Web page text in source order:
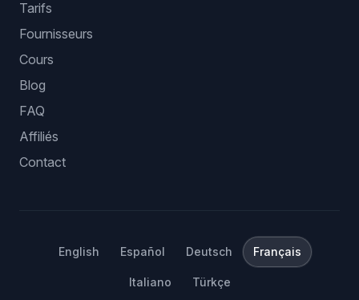
Tarifs
Fournisseurs
Cours
Blog
FAQ
Affiliés
Contact
English Español Deutsch Français
Italiano Türkçe